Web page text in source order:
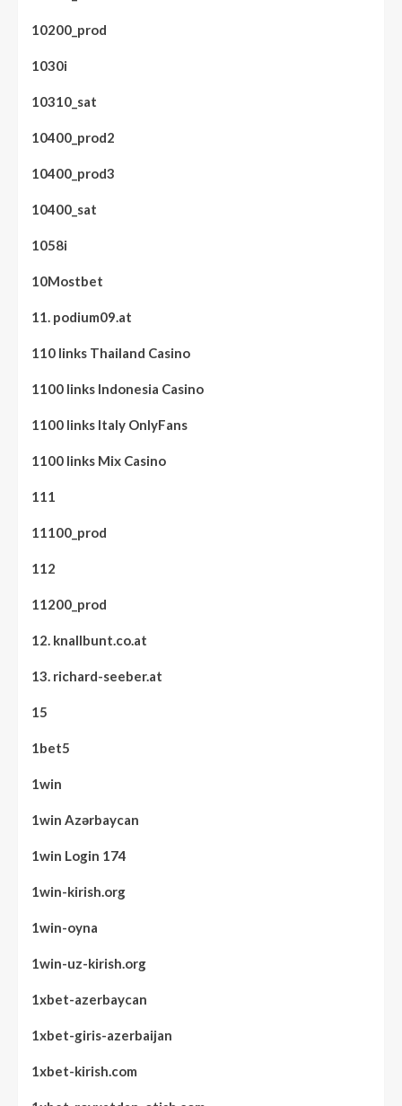
10200_prod
1030i
10310_sat
10400_prod2
10400_prod3
10400_sat
1058i
10Mostbet
11. podium09.at
110 links Thailand Casino
1100 links Indonesia Casino
1100 links Italy OnlyFans
1100 links Mix Casino
111
11100_prod
112
11200_prod
12. knallbunt.co.at
13. richard-seeber.at
15
1bet5
1win
1win Azərbaycan
1win Login 174
1win-kirish.org
1win-oyna
1win-uz-kirish.org
1xbet-azerbaycan
1xbet-giris-azerbaijan
1xbet-kirish.com